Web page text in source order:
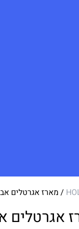
/ מארז אגרטלים
אגרטלים